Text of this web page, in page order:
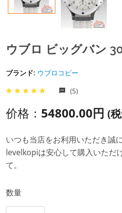
ウブロ ビッグバン
ブランド: ウブロコピー
(5)
价格： 54800.00円 (
いつも当店をお利用いただき誠
levelkopiは安心して購入いただ
て。
数量